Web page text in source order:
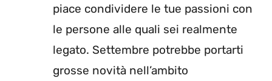
piace condividere le tue passioni con
le persone alle quali sei realmente
legato. Settembre potrebbe portarti
grosse novità nell’ambito